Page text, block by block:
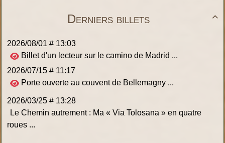

Derniers billets
2026/08/01 # 13:03
Billet d'un lecteur sur le camino de Madrid ...
2026/07/15 # 11:17
Porte ouverte au couvent de Bellemagny ...
2026/03/25 # 13:28
Le Chemin autrement : Ma « Via Tolosana » en quatre
roues ...